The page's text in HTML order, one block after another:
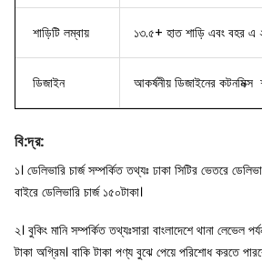
শাড়িটি লম্বায় ১৩.৫+ হাত শাড়ি এবং বহর এ
ডিজাইন আকর্ষনীয় ডিজাইনের কটনমিক্স
বি:দ্র:
১। ডেলিভারি চার্জ সম্পর্কিত তথ্যঃ ঢাকা সিটির ভেতরে
বাইরে ডেলিভারি চার্জ ১৫০টাকা।
২। বুকিং মানি সম্পর্কিত তথ্যঃসারা বাংলাদেশে থানা লেভেল
টাকা অগ্রিম। বাকি টাকা পণ্য বুঝে পেয়ে পরিশোধ করতে